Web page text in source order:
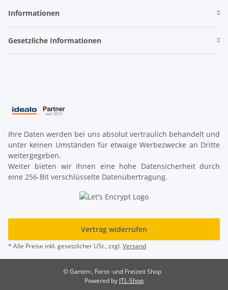
Informationen
Gesetzliche Informationen
Ihre Daten werden bei uns absolut vertraulich behandelt und
unter keinen Umständen für etwaige Werbezwecke an Dritte
weitergegeben.
Weiter bieten wir Ihnen eine hohe Datensicherheit durch
eine 256-Bit verschlüsselte Datenübertragung.
Vertrag widerrufen
* Alle Preise inkl. gesetzlicher USt., zzgl.Versand
© Garten-, Forst- und Freizeit Shop
Powered by JTL-Shop